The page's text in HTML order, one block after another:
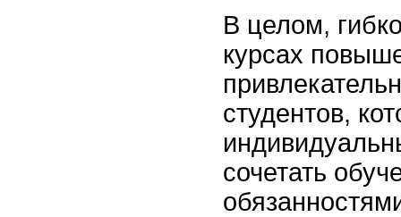
В целом,
курсах
студентов,
сочетать